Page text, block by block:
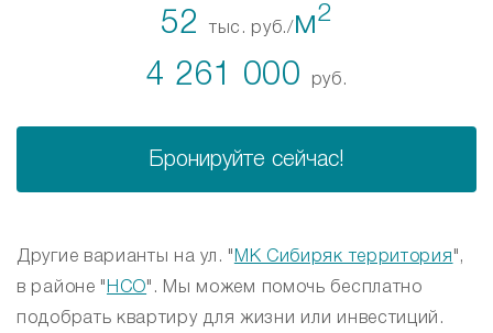
52 тыс. руб./м2
4 261 000 руб.
Бронируйте сейчас!
Другие варианты на ул. " МК Сибиряк территория ",
в районе " НСО". Мы можем помочь бесплатно
подобрать квартиру для жизни или инвестиций.